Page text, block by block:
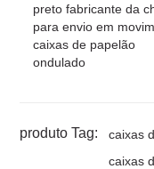
preto fabricante da
para envio em
caixas de papelão
ondulado
produto Tag:
caixas
caixas